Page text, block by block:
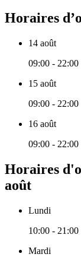
Horaires
14 août
09:00 - 22:00
15 août
09:00 - 22:00
16 août
09:00 - 22:00
Horaires
août
Lundi
10:00 - 21:00
Mardi